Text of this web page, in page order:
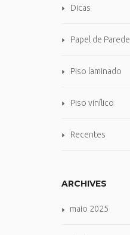
Dicas
Papel de Parede
Piso laminado
Piso vinílico
Recentes
ARCHIVES
maio 2025